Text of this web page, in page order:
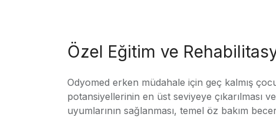
Özel Eğitim ve
Odyomed erken müdahale için geç kalmış
potansiyellerinin en üst seviyeye çıkarılması
uyumlarının sağlanması, temel öz bakım